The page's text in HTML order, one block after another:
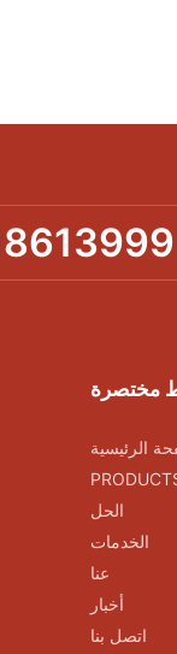
مختصرة
الرئيسية
الحل
الخدمات
عنا
أخبار
اتصل بنا